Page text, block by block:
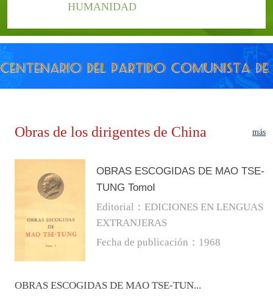
HUMANIDAD
Obras de los dirigentes de China más
OBRAS ESCOGIDAS DE MAO TSE-
TUNG TomoⅠ
Editorial：EDICIONES EN LENGUAS
EXTRANJERAS
Fecha de publicación：1968
OBRAS ESCOGIDAS DE MAO TSE-TUN...